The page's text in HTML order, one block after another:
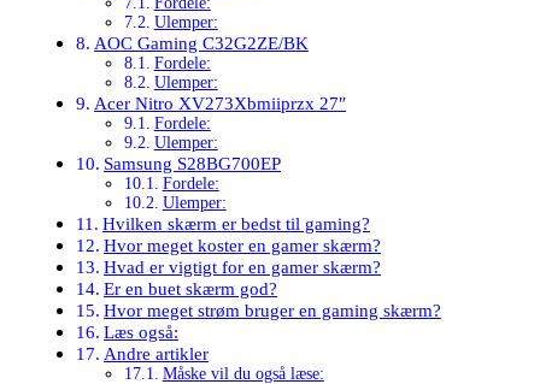
Ulemper:
AOC Gaming C32G2ZE/BK
Fordele:
Ulemper:
Acer Nitro XV273Xbmiiprzx 27″
Fordele:
Ulemper:
Samsung S28BG700EP
Fordele:
Ulemper:
Hvilken skærm er bedst til gaming?
Hvor meget koster en gamer skærm?
Hvad er vigtigt for en gamer skærm?
Er en buet skærm god?
Hvor meget strøm bruger en gaming skærm?
Læs også:
Andre artikler
Måske vil du også læse: